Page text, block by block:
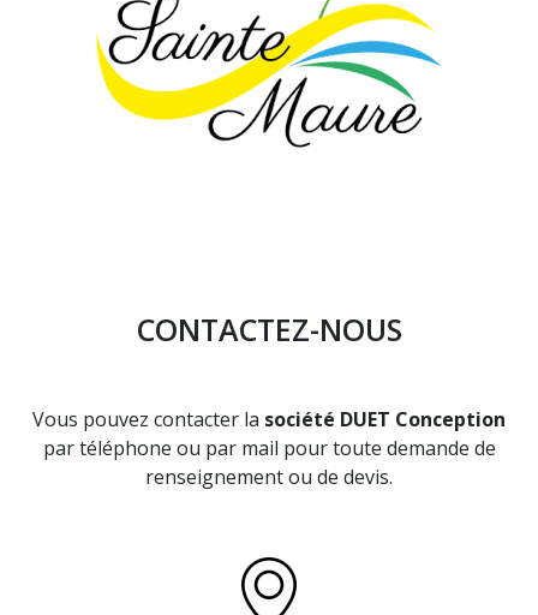
CONTACTEZ-NOUS
Vous pouvez contacter la société DUET Conception
par téléphone ou par mail pour toute demande de
renseignement ou de devis.